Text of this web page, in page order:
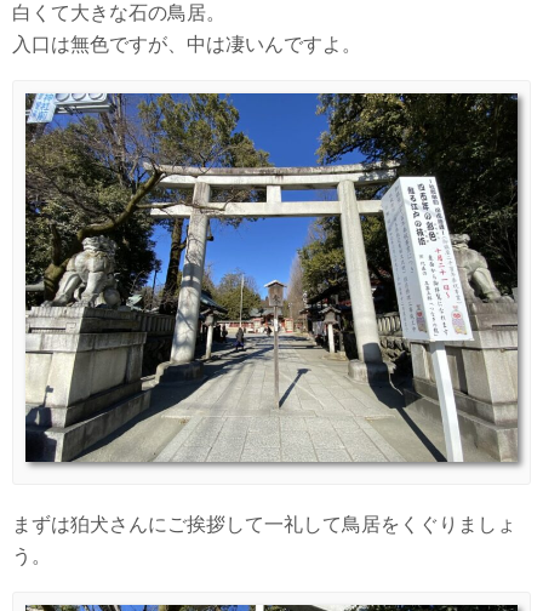
白くて大きな石の鳥居。
入口は無色ですが、中は凄いんですよ。
まずは狛犬さんにご挨拶して一礼して鳥居をくぐりましょ
う。